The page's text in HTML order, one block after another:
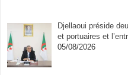
Djellaoui préside
et portuaires et
05/08/2026